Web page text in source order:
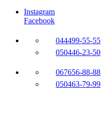
Instagram
Facebook
044499-55-55
050446-23-50
067656-88-88
050463-79-99